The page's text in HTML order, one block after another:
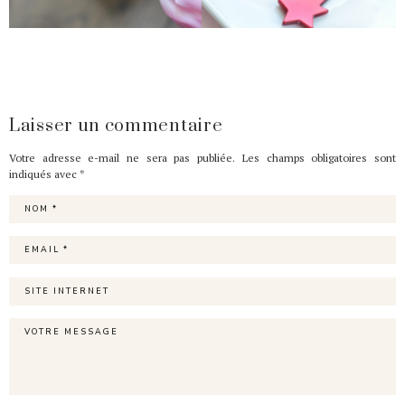
Laisser un commentaire
Votre adresse e-mail ne sera pas publiée. Les champs obligatoires sont
indiqués avec *